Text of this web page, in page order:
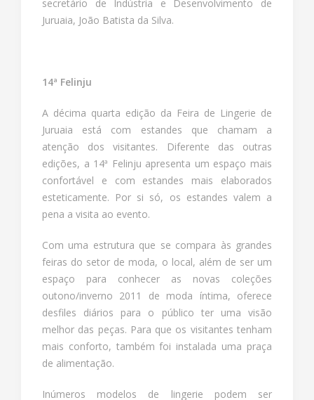
secretário de Indústria e Desenvolvimento de
Juruaia, João Batista da Silva.
14ª Felinju
A décima quarta edição da Feira de Lingerie de
Juruaia está com estandes que chamam a
atenção dos visitantes. Diferente das outras
edições, a 14ª Felinju apresenta um espaço mais
confortável e com estandes mais elaborados
esteticamente. Por si só, os estandes valem a
pena a visita ao evento.
Com uma estrutura que se compara às grandes
feiras do setor de moda, o local, além de ser um
espaço para conhecer as novas coleções
outono/inverno 2011 de moda íntima, oferece
desfiles diários para o público ter uma visão
melhor das peças. Para que os visitantes tenham
mais conforto, também foi instalada uma praça
de alimentação.
Inúmeros modelos de lingerie podem ser